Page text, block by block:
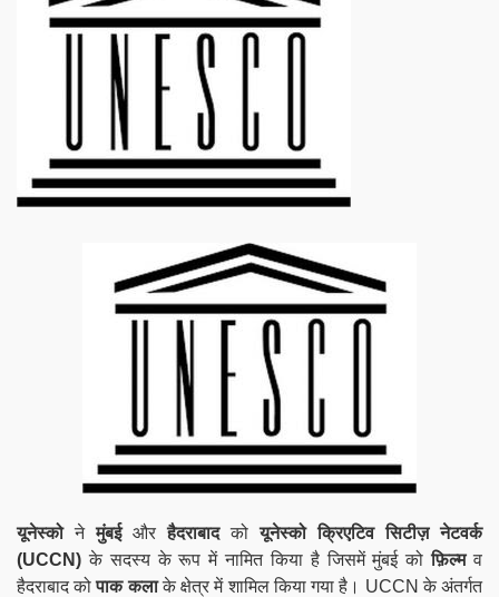
यूनेस्कोनेमुंबईऔरहैदराबादकोयूनेस्को क्रिएटिव सिटीज़ नेटवर्क
(UCCN) के सदस्य के रूप में नामित किया है जिसमें मुंबई कोफ़िल्मव
हैदराबाद कोपाक कलाके क्षेत्र में शामिल किया गया है। UCCN के अंतर्गत